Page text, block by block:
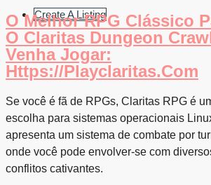
Create A Listing
O Melhor RPG Clássico
O Claritas Dungeon
Venha Jogar:
Https://playclaritas.com
Se você é fã de RPGs, Claritas RPG é
escolha para sistemas operacionais
apresenta um sistema de combate por
onde você pode envolver-se com
conflitos cativantes.